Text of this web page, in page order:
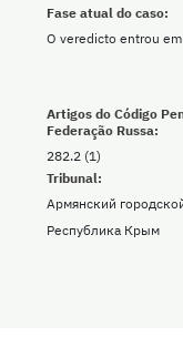
Fase atual do caso:
O veredicto entrou
Artigos do Código
Federação Russa:
282.2 (1)
Tribunal:
Армянский
Республика Крым